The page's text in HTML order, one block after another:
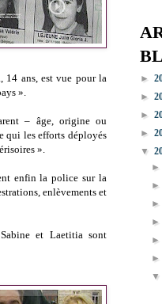
14 ans, est vue pour la
».
– âge, origine ou
qui les efforts déployés
».
enfin la police sur la
enlèvements et
et Laetitia sont
►
►
►
►
▼